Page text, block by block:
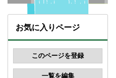
お気に入りページ